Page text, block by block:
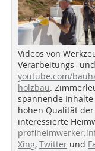
Videos von
Verarbeitungs-
youtube.com/
holzbau.
spannende
hohen Qualität
interessierte
Xing, Twitter und